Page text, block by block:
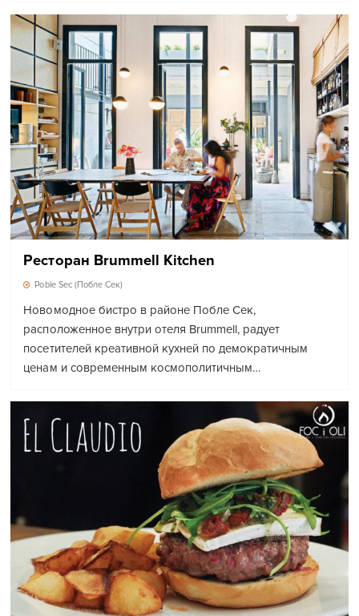
Ресторан Brummell Kitchen
Poble Sec (Побле Сек)
Новомодное бистро в районе Побле Сек,
расположенное внутри отеля Brummell, радует
посетителей креативной кухней по демократичным
ценам и современным космополитичным…